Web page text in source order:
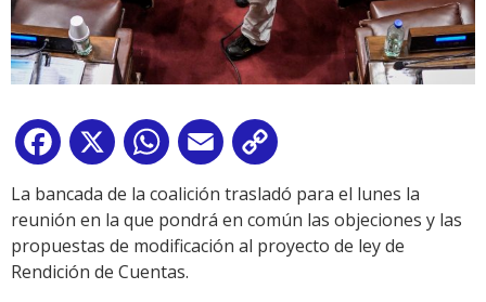
Facebook
X WhatsApp
Email
Link
La bancada de la coalición trasladó para el lunes la
reunión en la que pondrá en común las objeciones y las
propuestas de modificación al proyecto de ley de
Rendición de Cuentas.